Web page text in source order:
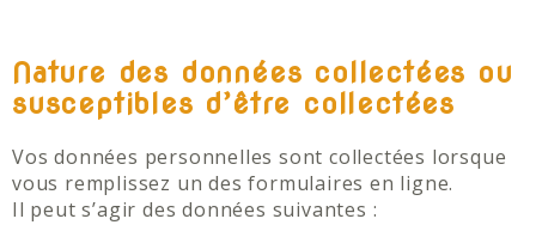
Nature des données collectées ou
susceptibles d’être collectées
Vos données personnelles sont collectées lorsque
vous remplissez un des formulaires en ligne.
Il peut s’agir des données suivantes :